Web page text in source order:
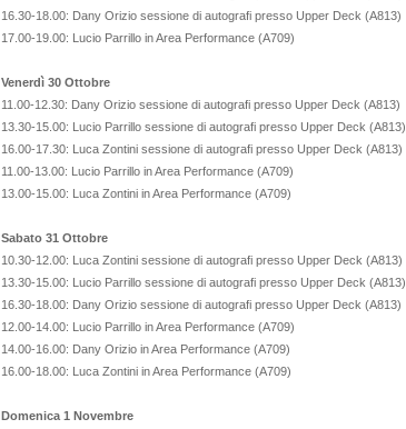
16.30-18.00: Dany Orizio sessione di autografi presso Upper Deck (A813)
17.00-19.00: Lucio Parrillo in Area Performance (A709)
Venerdì 30 Ottobre
11.00-12.30: Dany Orizio sessione di autografi presso Upper Deck (A813)
13.30-15.00: Lucio Parrillo sessione di autografi presso Upper Deck (A813)
16.00-17.30: Luca Zontini sessione di autografi presso Upper Deck (A813)
11.00-13.00: Lucio Parrillo in Area Performance (A709)
13.00-15.00: Luca Zontini in Area Performance (A709)
Sabato 31 Ottobre
10.30-12.00: Luca Zontini sessione di autografi presso Upper Deck (A813)
13.30-15.00: Lucio Parrillo sessione di autografi presso Upper Deck (A813)
16.30-18.00: Dany Orizio sessione di autografi presso Upper Deck (A813)
12.00-14.00: Lucio Parrillo in Area Performance (A709)
14.00-16.00: Dany Orizio in Area Performance (A709)
16.00-18.00: Luca Zontini in Area Performance (A709)
Domenica 1 Novembre